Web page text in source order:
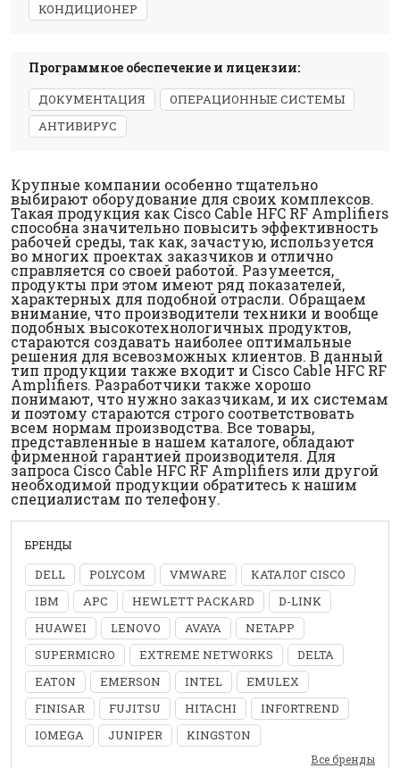
КОНДИЦИОНЕР
Программное обеспечение и лицензии:
ДОКУМЕНТАЦИЯ
ОПЕРАЦИОННЫЕ СИСТЕМЫ
АНТИВИРУС
Крупные компании особенно тщательно
выбирают оборудование для своих комплексов.
Такая продукция как Cisco Cable HFC RF Amplifiers
способна значительно повысить эффективность
рабочей среды, так как, зачастую, используется
во многих проектах заказчиков и отлично
справляется со своей работой. Разумеется,
продукты при этом имеют ряд показателей,
характерных для подобной отрасли. Обращаем
внимание, что производители техники и вообще
подобных высокотехнологичных продуктов,
стараются создавать наиболее оптимальные
решения для всевозможных клиентов. В данный
тип продукции также входит и Cisco Cable HFC RF
Amplifiers. Разработчики также хорошо
понимают, что нужно заказчикам, и их системам
и поэтому стараются строго соответствовать
всем нормам производства. Все товары,
представленные в нашем каталоге, обладают
фирменной гарантией производителя. Для
запроса Cisco Cable HFC RF Amplifiers или другой
необходимой продукции обратитесь к нашим
специалистам по телефону.
БРЕНДЫ
DELL POLYCOM VMWARE
КАТАЛОГ CISCO
IBM
APC HEWLETT PACKARD
D-LINK
HUAWEI
LENOVO AVAYA
NETAPP
SUPERMICRO
EXTREME NETWORKS
DELTA
EATON
EMERSON INTEL
EMULEX
FINISAR
FUJITSU HITACHI
INFORTREND
IOMEGA
JUNIPER KINGSTON
Все бренды